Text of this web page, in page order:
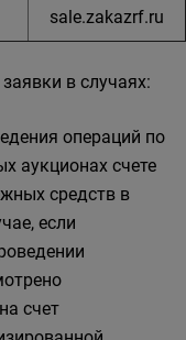
sale.zakazrf.ru
в случаях:
операций по
аукционах счете
средств в
если
счет